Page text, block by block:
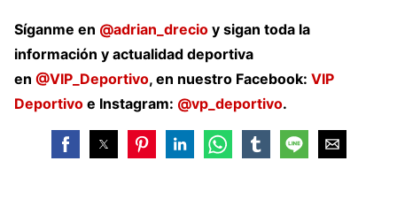
Síganme en @adrian_drecio y sigan toda la
información y actualidad deportiva
en @VIP_Deportivo, en nuestro Facebook: VIP
Deportivo e Instagram: @vp_deportivo.